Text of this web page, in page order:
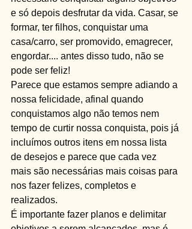
e só depois desfrutar da vida. Casar, se
formar, ter filhos, conquistar uma
casa/carro, ser promovido, emagrecer,
engordar.... antes disso tudo, não se
pode ser feliz!
Parece que estamos sempre adiando a
nossa felicidade, afinal quando
conquistamos algo não temos nem
tempo de curtir nossa conquista, pois já
incluímos outros itens em nossa lista
de desejos e parece que cada vez
mais são necessárias mais coisas para
nos fazer felizes, completos e
realizados.
É importante fazer planos e delimitar